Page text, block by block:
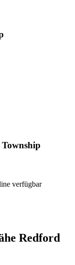
verfügbar
Redford